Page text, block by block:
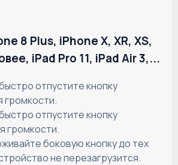
8 Plus, iPhone X, XR, XS,
iPad Pro 11, iPad Air 3,...
отпустите кнопку
громкости.
отпустите кнопку
громкости.
боковую кнопку до тех
не перезагрузится.